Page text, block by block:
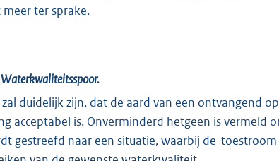
meer ter sprake.
duidelijk zijn, dat de aard van een ontvangend
acceptabel is. Onverminderd hetgeen is vermeld
gestreefd naar een situatie, waarbij de